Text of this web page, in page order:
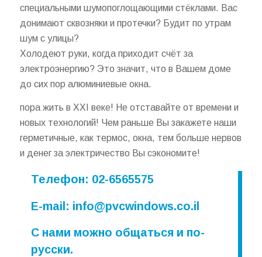
специальными шумопоглощающими стёклами. Вас
донимают сквозняки и протечки? Будит по утрам
шум с улицы?
Холодеют руки, когда приходит счёт за
электроэнергию? Это значит, что в Вашем доме
до сих пор алюминиевые окна.
пора жить в ХХI веке! Не отставайте от времени и
новых технологий! Чем раньше Вы закажете наши
герметичные, как термос, окна, тем больше нервов
и денег за электричество Вы сэкономите!
Телефон: 02-6565575
E-mail: info@pvcwindows.co.il
С нами можно общаться и по-
русски.